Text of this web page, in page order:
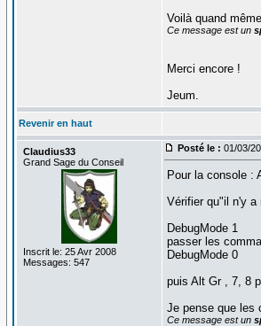
Voilà quand
Ce message est un
Merci encore !
Jeum.
Revenir en haut
Claudius33
Grand Sage du Conseil
Inscrit le: 25 Avr 2008
Messages: 547
Posté le : 01/03/
Pour la console :
Vérifier qu"il n'y a
DebugMode 1
passer les
DebugMode 0
puis Alt Gr , 7, 8
Je pense que les
Ce message est un